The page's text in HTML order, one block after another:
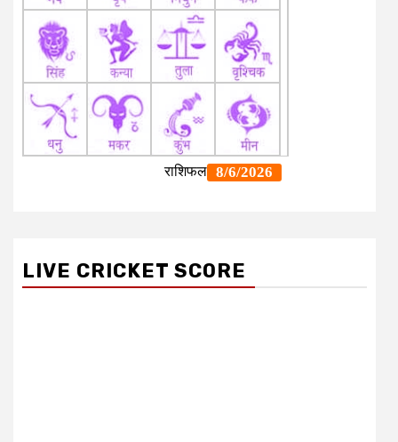
LIVE CRICKET SCORE